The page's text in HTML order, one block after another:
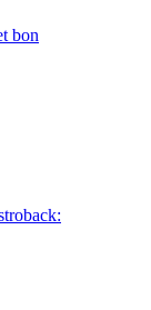
bon